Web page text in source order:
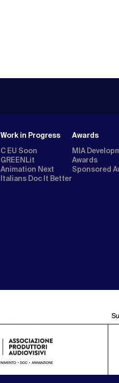
Work in Progress
C EU Soon
GREENLit
Animation Next
Italians Doc It Better
Awards
MIA
Awards
Sponsored